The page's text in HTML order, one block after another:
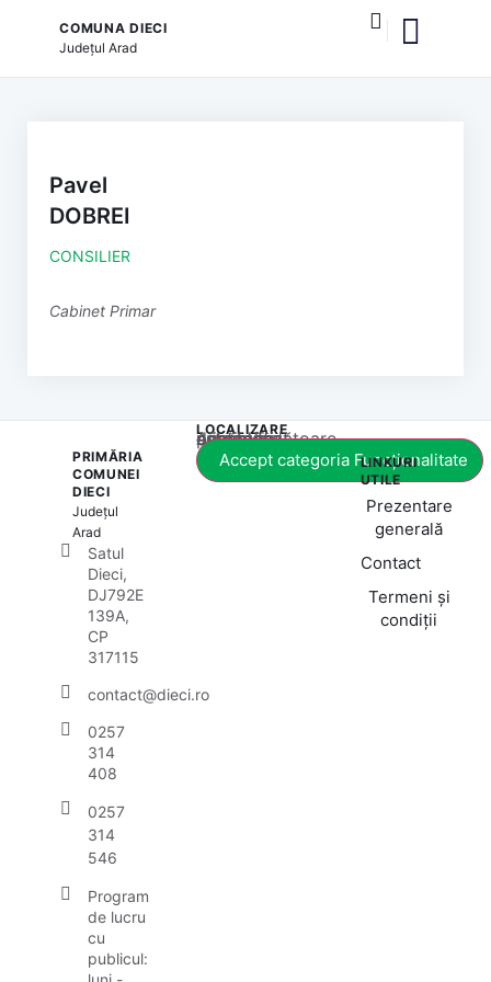
COMUNA DIECI
JudețulArad
Pavel
DOBREI
CONSILIER
Cabinet Primar
PRIMĂRIA
COMUNEI
DIECI
Județul
Arad
Satul
Dieci,
DJ792E
139A,
CP
317115
contact@dieci.ro
0257
314
408
0257
314
546
Program
de lucru
cu
publicul:
LOCALIZARE
Acest conținut este blocat până când acceptați categoria corespunzătoare de cookie-uri.
Accept categoria Funcționalitate
LINKURI
UTILE
Prezentare
generală
Contact
Termeni și
condiții